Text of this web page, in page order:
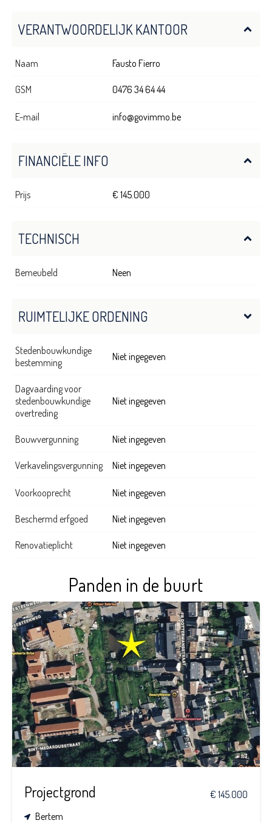
VERANTWOORDELIJK KANTOOR
Naam Fausto Fierro
GSM 0476 34 64 44
E-mail info@govimmo.be
FINANCIËLE INFO
Prijs € 145.000
TECHNISCH
Bemeubeld Neen
RUIMTELIJKE ORDENING
Stedenbouwkundige
bestemming
Niet ingegeven
Dagvaarding voor
stedenbouwkundige
overtreding
Niet ingegeven
Bouwvergunning Niet ingegeven
Verkavelingsvergunning Niet ingegeven
Voorkooprecht Niet ingegeven
Beschermd erfgoed Niet ingegeven
Renovatieplicht Niet ingegeven
Panden in de buurt
Projectgrond
€ 145.000
Bertem